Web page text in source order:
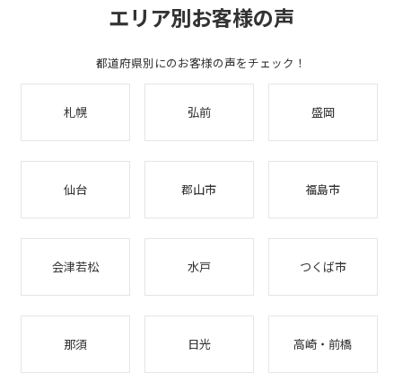
エリア別お客様の声
都道府県別にのお客様の声をチェック！
札幌 弘前 盛岡
仙台 郡山市 福島市
会津若松 水戸 つくば市
那須 日光 高崎・前橋